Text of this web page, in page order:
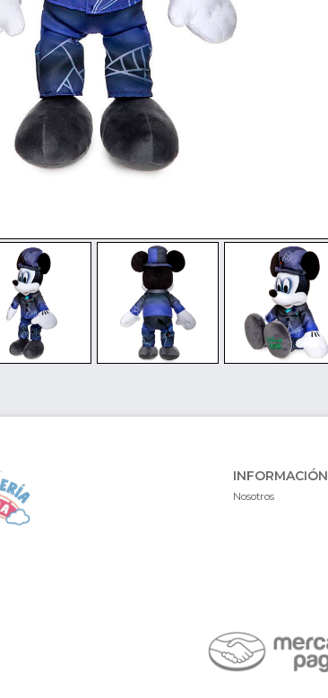
INFORMACIÓN
Nosotros